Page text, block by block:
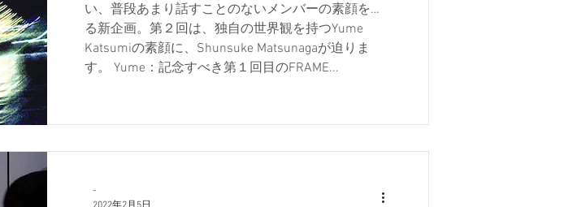
い、普段あまり話すことのないメンバーの素顔を探
る新企画。第２回は、独自の世界観を持つYume
Katsumiの素顔に、Shunsuke Matsunagaが迫りま
す。 Yume：記念すべき第１回目のFRAME...
-